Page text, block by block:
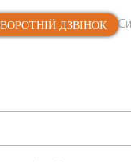
ДЗВІНОК